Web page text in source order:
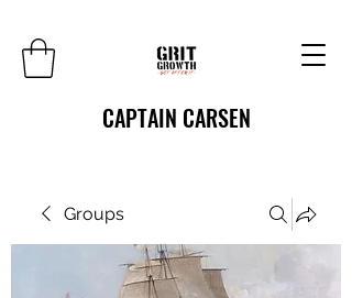
CAPTAIN CARSEN
Groups